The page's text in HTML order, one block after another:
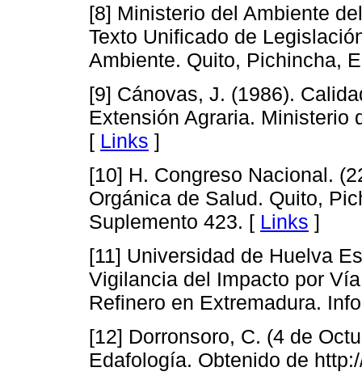
[8] Ministerio del Ambiente
Texto Unificado de
Ambiente. Quito, Pichincha,
[9] Cánovas, J. (1986).
Extensión Agraria. Ministerio
[ Links ]
[10] H. Congreso Nacional.
Orgánica de Salud. Quito,
Suplemento 423. [ Links ]
[11] Universidad de Huelva
Vigilancia del Impacto por
Refinero en Extremadura.
[12] Dorronsoro, C. (4 de
Edafología. Obtenido de